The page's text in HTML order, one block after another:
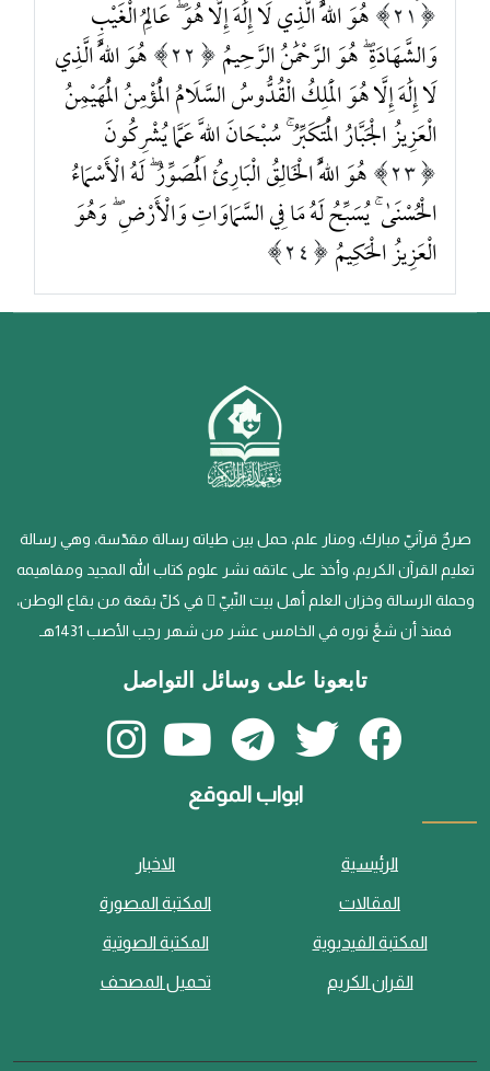
21
هُوَ اللَّهُ الَّذِي لَا إِلَٰهَ إِلَّا هُوَ ۖ عَالِمُ الْغَيْبِ
وَالشَّهَادَةِ ۖ هُوَ الرَّحْمَٰنُ الرَّحِيمُ 22
هُوَ اللَّهُ الَّذِي
لَا إِلَٰهَ إِلَّا هُوَ الْمَلِكُ الْقُدُّوسُ السَّلَامُ الْمُؤْمِنُ الْمُهَيْمِنُ
الْعَزِيزُ الْجَبَّارُ الْمُتَكَبِّرُ ۚ سُبْحَانَ اللَّهِ عَمَّا يُشْرِكُونَ
23
هُوَ اللَّهُ الْخَالِقُ الْبَارِئُ الْمُصَوِّرُ ۖ لَهُ الْأَسْمَاءُ
الْحُسْنَىٰ ۚ يُسَبِّحُ لَهُ مَا فِي السَّمَاوَاتِ وَالْأَرْضِ ۖ وَهُوَ
الْعَزِيزُ الْحَكِيمُ 24
صرحٌ قرآنيّ مبارك، ومنار علم، حمل بين طياته رسالة مقدّسة، وهي رسالة
تعليم القرآن الكريم، وأخذ على عاتقه نشر علوم كتاب الله المجيد ومفاهيمه
وحملة الرسالة وخزان العلم أهل بيت النّبيّ  في كلِّ بقعة من بقاع الوطن،
فمنذ أن شعَّ نوره في الخامس عشر من شهر رجب الأصب 1431هـ
تابعونا على وسائل التواصل
ابواب الموقع
الرئيسية الاخبار
المقالات المكتبة المصورة
المكتبة الفيديوية المكتبة الصوتية
القران الكريم تحميل المصحف